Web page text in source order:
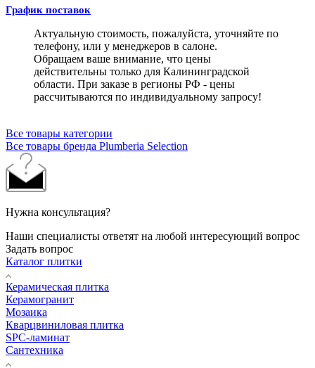
График поставок
Актуальную стоимость, пожалуйста, уточняйте по
телефону, или у менеджеров в салоне.
Обращаем ваше внимание, что цены
действительны только для Калининградской
области. При заказе в регионы РФ - цены
рассчитываются по индивидуальному запросу!
Все товары категории
Все товары бренда Plumberia Selection
Нужна консультация?
Наши специалисты ответят на любой интересующий вопрос
Задать вопрос
Каталог плитки
Керамическая плитка
Керамогранит
Мозаика
Кварцвиниловая плитка
SPC-ламинат
Сантехника